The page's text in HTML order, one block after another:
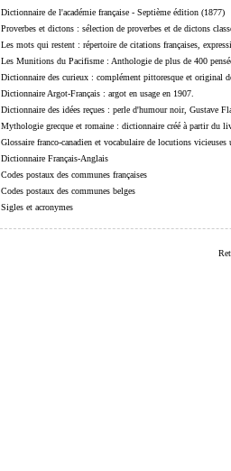
Dictionnaire de l'académie française - Septième édition (1877)
Proverbes et dictons : sélection de proverbes et de dictons
Les mots qui restent : répertoire de citations françaises,
Les Munitions du Pacifisme : Anthologie de plus de 400
Dictionnaire des curieux : complément pittoresque et original
Dictionnaire Argot-Français : argot en usage en 1907.
Dictionnaire des idées reçues : perle d'humour noir, Gustave
Mythologie grecque et romaine : dictionnaire créé à partir du
Glossaire franco-canadien et vocabulaire de locutions vicieuses
Dictionnaire Français-Anglais
Codes postaux des communes françaises
Codes postaux des communes belges
Sigles et acronymes